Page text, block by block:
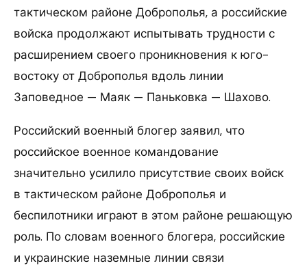
тактическом районе Доброполья, а российские
войска продолжают испытывать трудности с
расширением своего проникновения к юго-
востоку от Доброполья вдоль линии
Заповедное — Маяк — Паньковка — Шахово.
Российский военный блогер заявил, что
российское военное командование
значительно усилило присутствие своих войск
в тактическом районе Доброполья и
беспилотники играют в этом районе решающую
роль. По словам военного блогера, российские
и украинские наземные линии связи